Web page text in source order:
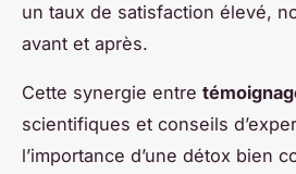
un taux de satisfaction élevé,
avant et après.
Cette synergie entre
scientifiques et conseils
l’importance d’une détox bien